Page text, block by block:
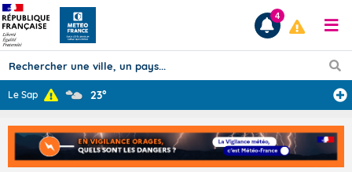
Prévisions
TOUS LES RÉSULTATS
4
Le Sap 23°